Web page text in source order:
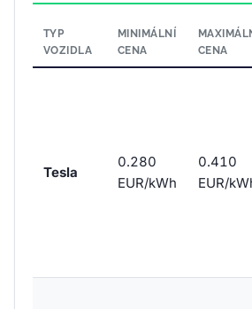
TYP
VOZIDLA
MINIMÁLNÍ
CENA
CENA
Tesla
0.280
EUR/kWh
0.410
EUR/